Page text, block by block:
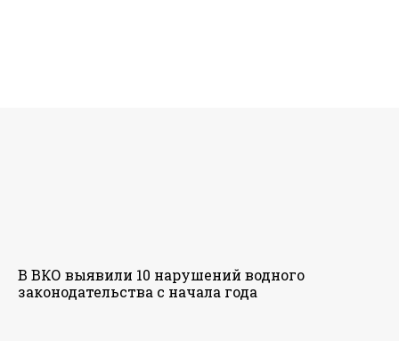
В ВКО выявили 10 нарушений водного
законодательства с начала года